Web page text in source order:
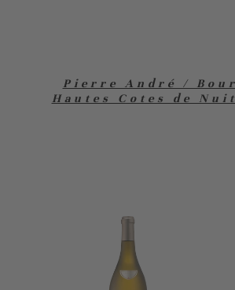
Pierre André /
Hautes Cotes de